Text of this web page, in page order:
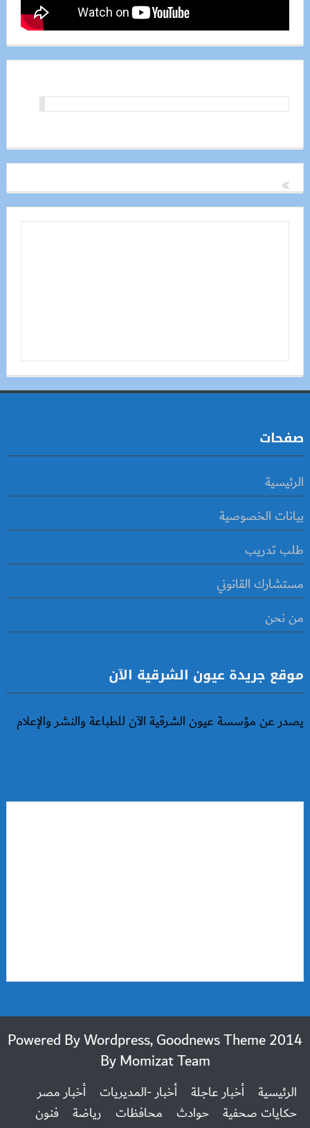
صفحات
الرئيسية
بيانات الخصوصية
طلب تدريب
مستشارك القانوني
من نحن
موقع جريدة عيون الشرقية الآن
يصدر عن مؤسسة عيون الشرقية الآن للطباعة والنشر والإعلام
2014 Powered By Wordpress, Goodnews Theme
ByMomizat Team
الرئيسية أخبار عاجلة أخبار -المديريات
أخبار مصر
حكايات صحفية
حوادث محافظات رياضة
فنون